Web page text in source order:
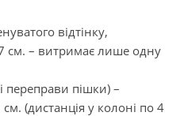
відтінку,
– витримає лише одну
переправи пішки) –
(дистанція у колоні по 4